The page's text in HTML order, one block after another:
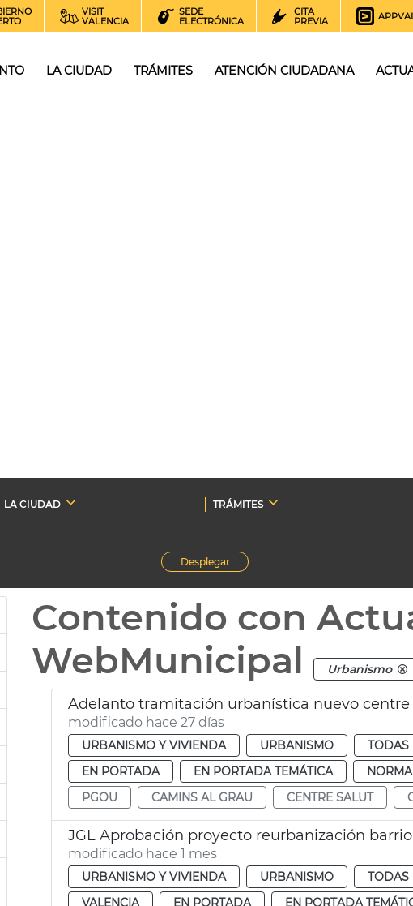
VISIT
VALENCIA
SEDE
ELECTRÓNICA
CITA
PREVIA
LA CIUDAD TRÁMITES ATENCIÓN CIUDADANA
LA CIUDAD TRÁMITES
Desplegar
Contenido con
WebMunicipal
Urbanismo
Adelanto tramitación urbanística nuevo centre
modificado hace 27 días
URBANISMO Y VIVIENDA URBANISMO TODAS
EN PORTADA
EN PORTADA TEMÁTICA
PGOU
CAMINS AL GRAU CENTRE SALUT
JGL Aprobación proyecto reurbanización
modificado hace 1 mes
URBANISMO Y VIVIENDA URBANISMO TODAS
VALENCIA
EN PORTADA EN PORTADA